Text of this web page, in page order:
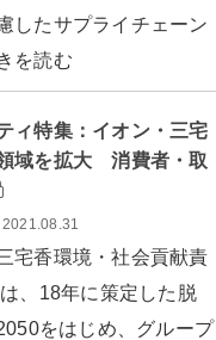
したサプライチェーン
を読む
ィ特集：イオン・三宅
域を拡大 消費者・取
2021.08.31
香環境・社会貢献責
、18年に策定した脱
をはじめ、グループ